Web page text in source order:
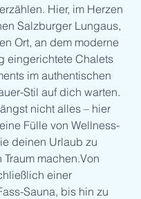
Hier, im Herzen
Salzburger Lungaus,
Ort, an dem moderne
eingerichtete Chalets
im authentischen
Stil auf dich warten.
nicht alles – hier
Fülle von Wellness-
deinen Urlaub zu
machen.Von
einer
Sauna, bis hin zu